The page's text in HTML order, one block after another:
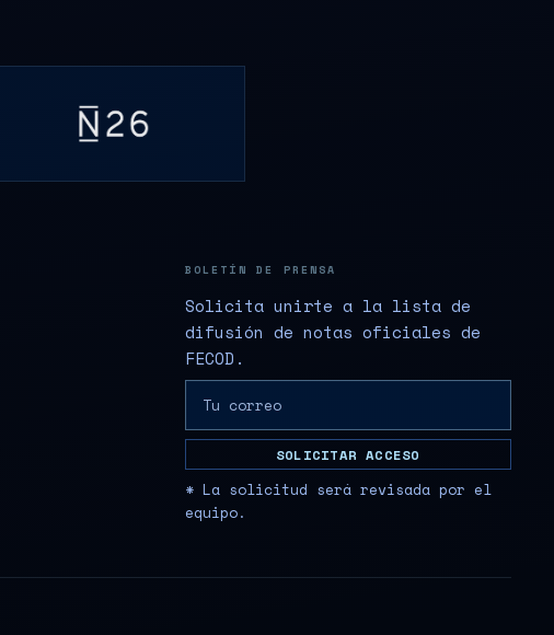
BOLETÍN DE PRENSA
Solicita unirte a la lista de
difusión de notas oficiales de
FECOD.
SOLICITAR ACCESO
* La solicitud será revisada por el
equipo.